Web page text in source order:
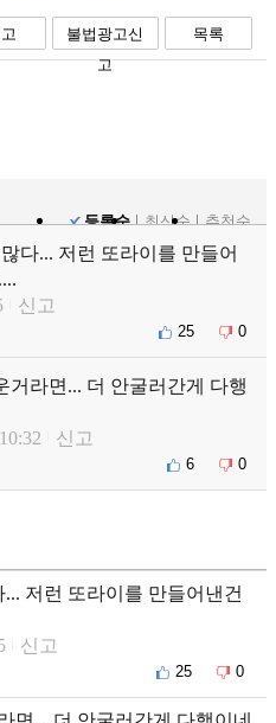
불법광고신
고
목록
등록순
최신순 추천순
다... 저런 또라이를 만들어
신고
25 0
거라면... 더 안굴러간게 다행
신고
6 0
저런 또라이를 만들어낸건
신고
25 0